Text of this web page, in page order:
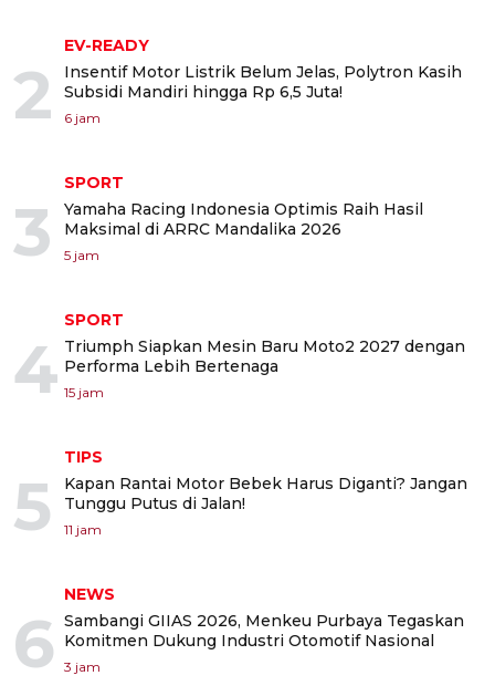
2
EV-READY
Insentif Motor Listrik Belum Jelas, Polytron Kasih
Subsidi Mandiri hingga Rp 6,5 Juta!
6 jam
3
SPORT
Yamaha Racing Indonesia Optimis Raih Hasil
Maksimal di ARRC Mandalika 2026
5 jam
4
SPORT
Triumph Siapkan Mesin Baru Moto2 2027 dengan
Performa Lebih Bertenaga
15 jam
5
TIPS
Kapan Rantai Motor Bebek Harus Diganti? Jangan
Tunggu Putus di Jalan!
11 jam
6
NEWS
Sambangi GIIAS 2026, Menkeu Purbaya Tegaskan
Komitmen Dukung Industri Otomotif Nasional
3 jam